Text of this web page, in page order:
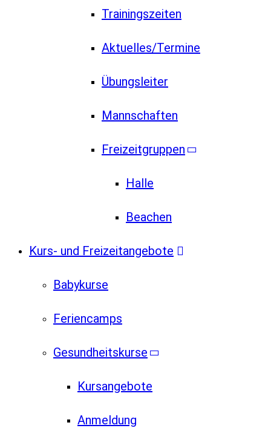
Trainingszeiten
Aktuelles/Termine
Übungsleiter
Mannschaften
Freizeitgruppen
Halle
Beachen
Kurs- und Freizeitangebote
Babykurse
Feriencamps
Gesundheitskurse
Kursangebote
Anmeldung